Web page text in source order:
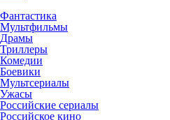
Фантастика
Мультфильмы
Драмы
Триллеры
Комедии
Боевики
Мультсериалы
Ужасы
Российские сериалы
Российское кино